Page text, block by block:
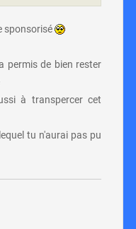
sponsorisé
permis de bien rester
à transpercer cet
tu n'aurai pas pu